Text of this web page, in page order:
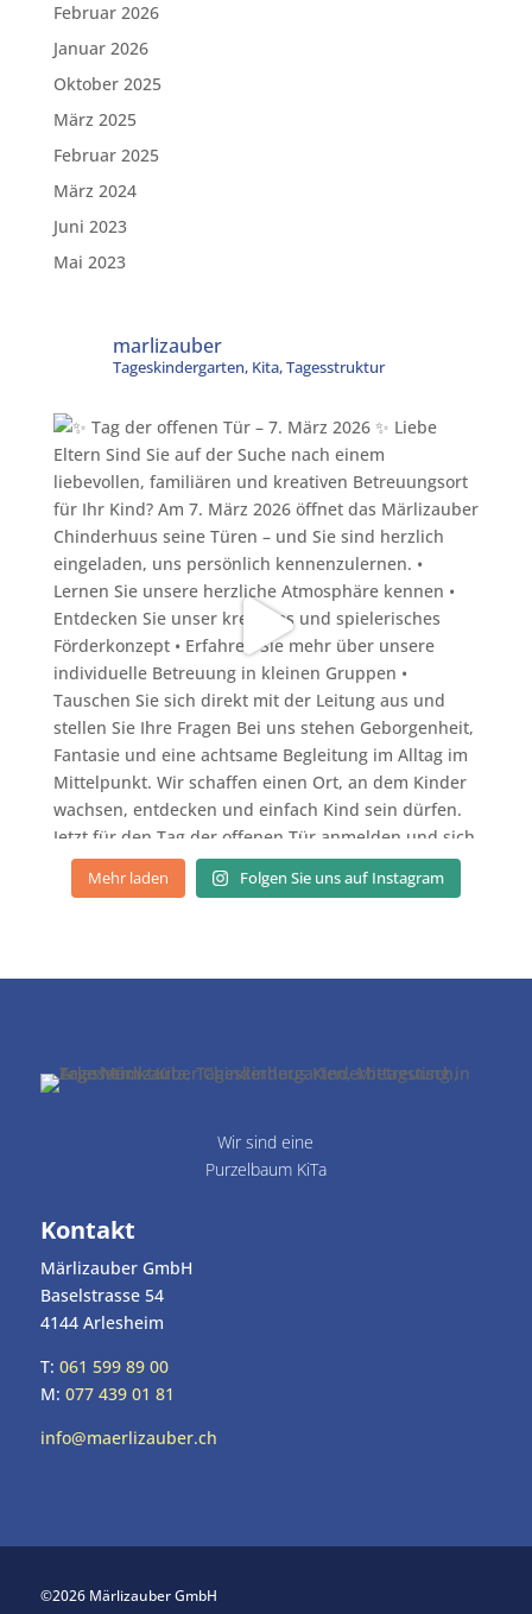
Februar 2026
Januar 2026
Oktober 2025
März 2025
Februar 2025
März 2024
Juni 2023
Mai 2023
marlizauber
Tageskindergarten, Kita, Tagesstruktur
Mehr laden Folgen Sie uns auf Instagram
Wir sind eine
Purzelbaum KiTa
Kontakt
Märlizauber GmbH
Baselstrasse 54
4144 Arlesheim
T: 061 599 89 00
M: 077 439 01 81
info@maerlizauber.ch
©2026 Märlizauber GmbH